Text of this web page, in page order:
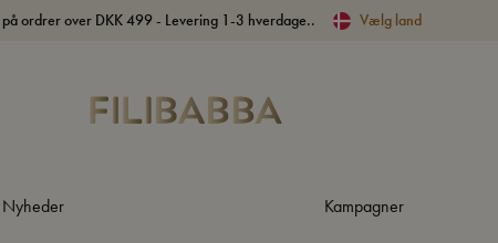
på ordrer over DKK 499 - Levering 1-3 hverdage.. Vælg land
Nyheder Kampagner